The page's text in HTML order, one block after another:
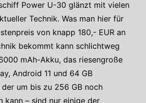
Power U-30 glänzt mit vielen
Technik. Was man hier für
von knapp 180,- EUR an
bekommt kann schlichtweg
mAh-Akku, das riesengroße
Android 11 und 64 GB
um bis zu 256 GB noch
kann – sind nur einige der